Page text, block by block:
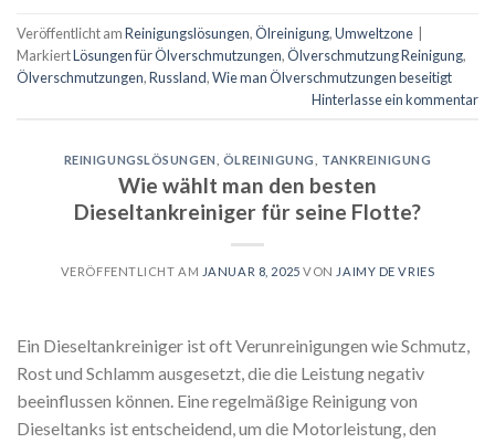
Veröffentlicht amReinigungslösungen,Ölreinigung,Umweltzone
MarkiertLösungen für Ölverschmutzungen,Ölverschmutzung Reinigung,
Ölverschmutzungen,Russland,Wie man Ölverschmutzungen beseitigt
Hinterlasse ein kommentar
REINIGUNGSLÖSUNGEN ÖLREINIGUNG TANKREINIGUNG
Wie wählt man den besten
Dieseltankreiniger für seine Flotte?
VERÖFFENTLICHT AM JANUAR 8, 2025 VON JAIMY DE VRIES
Ein Dieseltankreiniger ist oft Verunreinigungen wie Schmutz,
Rost und Schlamm ausgesetzt, die die Leistung negativ
beeinflussen können. Eine regelmäßige Reinigung von
Dieseltanks ist entscheidend, um die Motorleistung, den